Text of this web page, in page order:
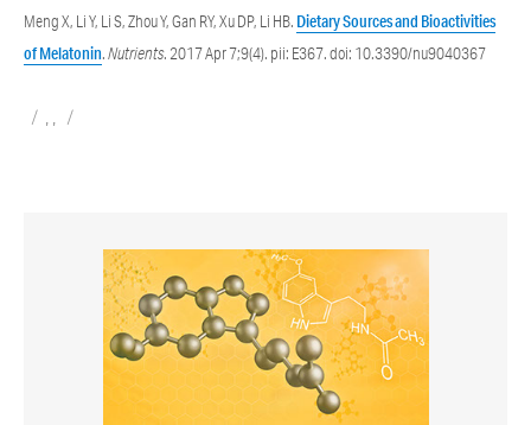
Meng X, Li Y, Li S, Zhou Y, Gan RY, Xu DP, Li HB. Dietary Sources and Bioactivities
of Melatonin.Nutrients. 2017 Apr 7;9(4). pii: E367. doi: 10.3390/nu9040367
Categories
Tags